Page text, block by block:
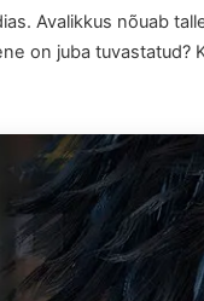
Avalikkus nõuab
on juba